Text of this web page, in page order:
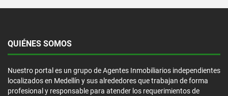
QUIÉNES SOMOS
Nuestro portal es un grupo de Agentes Inmobiliarios independientes
localizados en Medellín y sus alrededores que trabajan de forma
profesional y responsable para atender los requerimientos de